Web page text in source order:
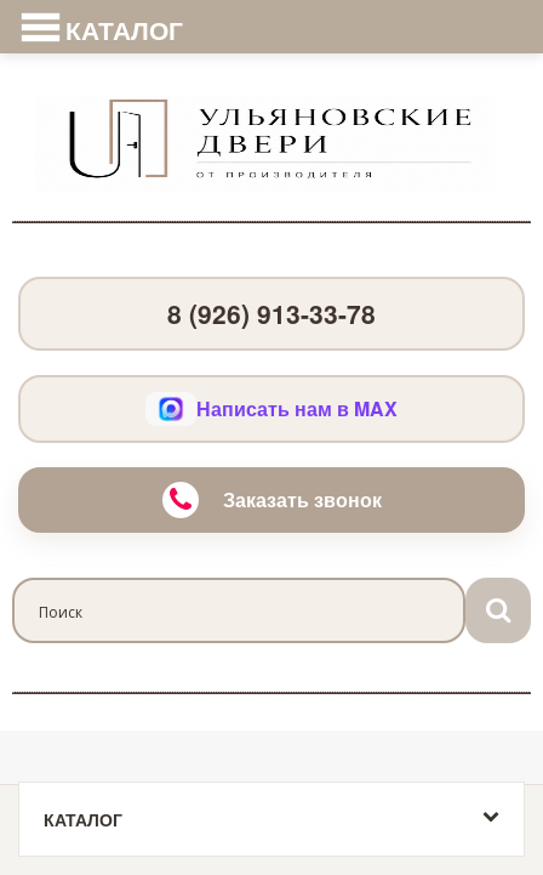
КАТАЛОГ
8 (926) 913-33-78
Написать нам в MAX
Заказать звонок
КАТАЛОГ